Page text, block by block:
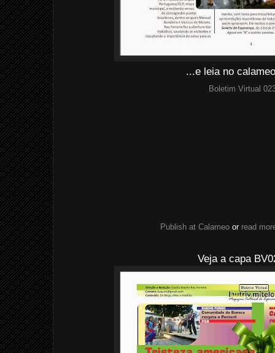
...e leia no
Boletim Virtual
Publish at Calameo or read
Veja a capa